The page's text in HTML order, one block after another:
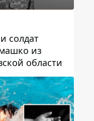
солдат
из
области